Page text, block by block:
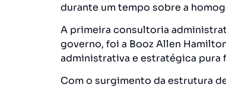
durante um tempo sobre a
A primeira consultoria
governo, foi a Booz Allen
administrativa e estratégica pura
Com o surgimento da estrutura